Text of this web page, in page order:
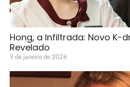
Hong, a Infiltrada: Novo K-
Revelado
9 de janeiro de 2026